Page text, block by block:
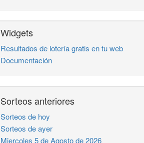
Widgets
Resultados de lotería gratis en tu web
Documentación
Sorteos anteriores
Sorteos de hoy
Sorteos de ayer
Miercoles 5 de Agosto de 2026